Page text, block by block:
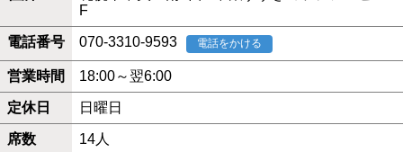
F
電話番号 070-3310-9593 電話をかける
営業時間 18:00～翌6:00
定休日 日曜日
席数 14人